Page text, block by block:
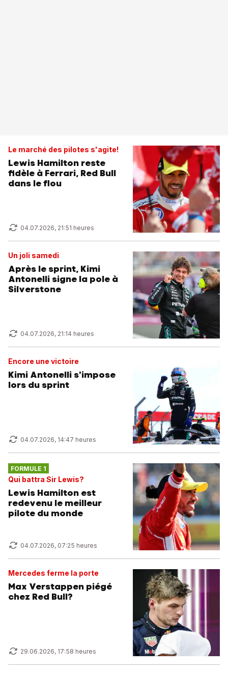
Le marché des pilotes s'agite!
Lewis Hamilton reste
fidèle à Ferrari, Red Bull
dans le flou
04.07.2026, 21:51 heures
Un joli samedi
Après le sprint, Kimi
Antonelli signe la pole à
Silverstone
04.07.2026, 21:14 heures
Encore une victoire
Kimi Antonelli s'impose
lors du sprint
04.07.2026, 14:47 heures
FORMULE 1
Qui battra Sir Lewis?
Lewis Hamilton est
redevenu le meilleur
pilote du monde
04.07.2026, 07:25 heures
Mercedes ferme la porte
Max Verstappen piégé
chez Red Bull?
29.06.2026, 17:58 heures